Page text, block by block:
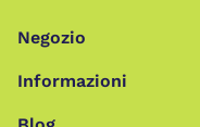
Negozio
Informazioni